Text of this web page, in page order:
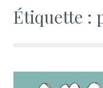
Étiquette :